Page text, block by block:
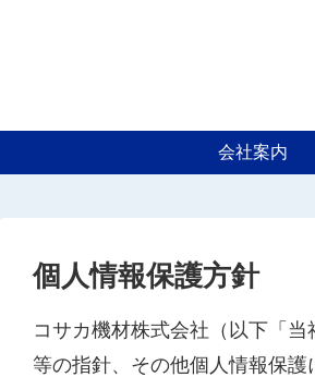
会社案内
個人情報保護方針
コサカ機材株式会社（以下「
等の指針、その他個人情報保護